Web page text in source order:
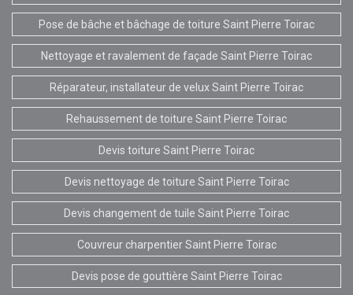
Pose de bâche et bâchage de toiture Saint Pierre Toirac
Nettoyage et ravalement de façade Saint Pierre Toirac
Réparateur, installateur de velux Saint Pierre Toirac
Rehaussement de toiture Saint Pierre Toirac
Devis toiture Saint Pierre Toirac
Devis nettoyage de toiture Saint Pierre Toirac
Devis changement de tuile Saint Pierre Toirac
Couvreur charpentier Saint Pierre Toirac
Devis pose de gouttière Saint Pierre Toirac